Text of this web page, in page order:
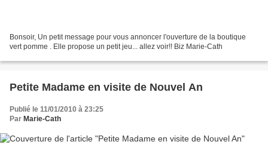
Bonsoir, Un petit message pour vous annoncer l'ouverture de la boutique
vert pomme . Elle propose un petit jeu... allez voir!! Biz Marie-Cath
Petite Madame en visite de Nouvel An
Publié le 11/01/2010 à 23:25
Par Marie-Cath